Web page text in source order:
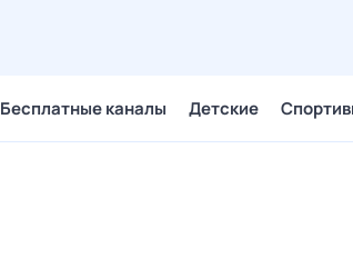
Бесплатные каналы Детские